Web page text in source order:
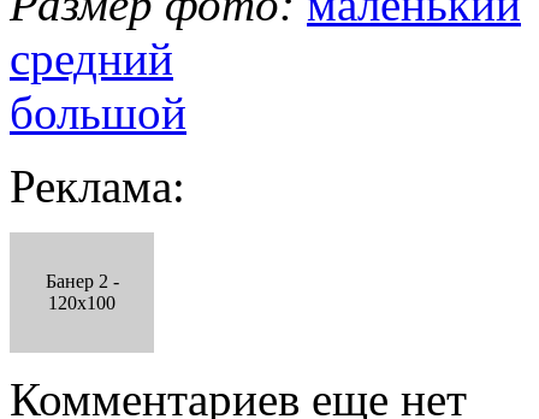
средний
большой
Реклама:
Банер 2 -
120x100
Комментариев еще нет